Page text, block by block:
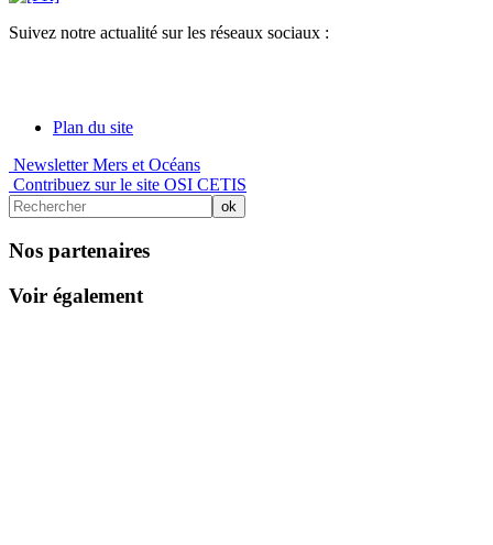
Suivez notre actualité sur les réseaux sociaux :
Plan du site
Newsletter Mers et Océans
Contribuez sur le site OSI CETIS
Nos partenaires
Voir également